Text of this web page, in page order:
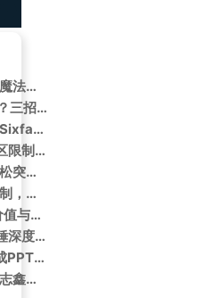
龙城秘境单职业法师攻略：掌控魔法，主宰战场
海外华人看不了S15全球总决赛？三招教你突破地区限制
《英雄联盟暗裔皮肤海外限购？Sixfast一键加速解决地区限制》
海外华人追剧指南：3招破解地区限制，轻松看遍国内热播剧
海外华人追剧遇阻？五招教你轻松突破地区限制畅享国内影视资源
海外华人必看！轻松解除地区限制，畅享国内热门影视音乐
SP空相面灵气深度评测：培养价值与优缺点分析
文明6攻城策略：投石机与破城锤深度解析
在海外追《恰好去远方2》却卡成PPT？我试了3种方法终于流畅追剧了
海外华人追星指南：轻松解锁朱志鑫快手独家直播，告别地区限制烦恼